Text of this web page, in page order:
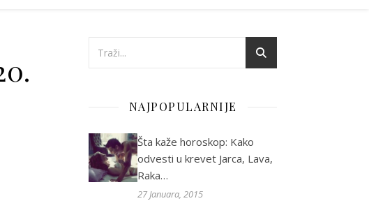
NAJPOPULARNIJE
Šta kaže horoskop: Kako
odvesti u krevet Jarca, Lava,
Raka…
27 Januara, 2015